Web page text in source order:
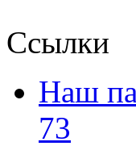
Ссылки
Наш
73